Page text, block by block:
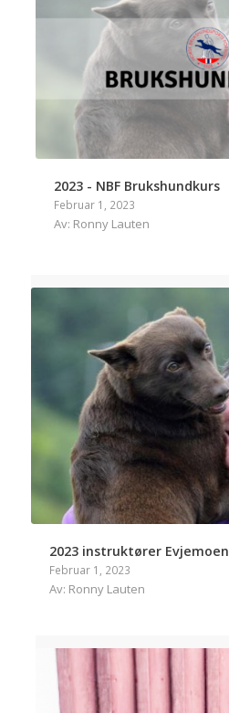
2023 - NBF Brukshundkurs
Februar 1, 2023
Av: Ronny Lauten
2023 instruktører Evjemoen
Februar 1, 2023
Av: Ronny Lauten